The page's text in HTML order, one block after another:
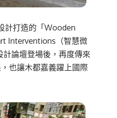
計打造的「Wooden
Interventions（智慧微
論壇登場後，再度傳來
也讓木都嘉義躍上國際